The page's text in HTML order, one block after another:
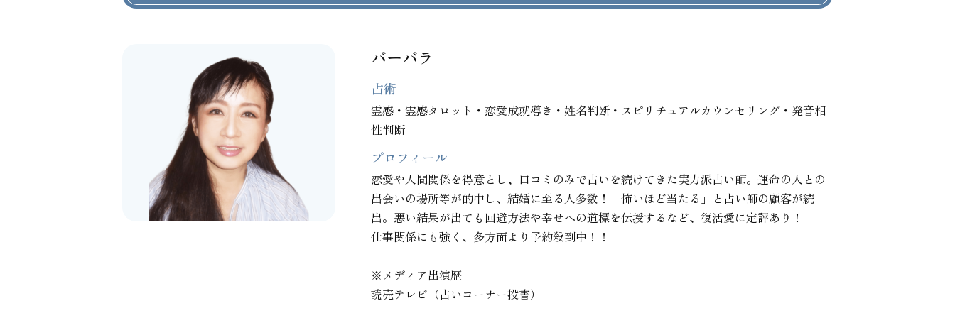
バーバラ
占術
霊感・霊感タロット・恋愛成就導き・姓名判断・スピリチュアルカウンセリング・発音相
性判断
プロフィール
恋愛や人間関係を得意とし、口コミのみで占いを続けてきた実力派占い師。運命の人との
出会いの場所等が的中し、結婚に至る人多数！「怖いほど当たる」と占い師の顧客が続
出。悪い結果が出ても回避方法や幸せへの道標を伝授するなど、復活愛に定評あり！
仕事関係にも強く、多方面より予約殺到中！！
※メディア出演歴
読売テレビ（占いコーナー投書）